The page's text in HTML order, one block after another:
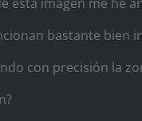
bastante bien
con precisión la